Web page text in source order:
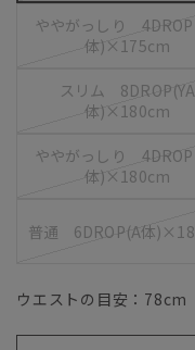
ややがっしり
体)×175cm
スリム 8DROP(YA
体)×180cm
ややがっしり
体)×180cm
普通 6DROP(A体
ウエストの目安： 78cm